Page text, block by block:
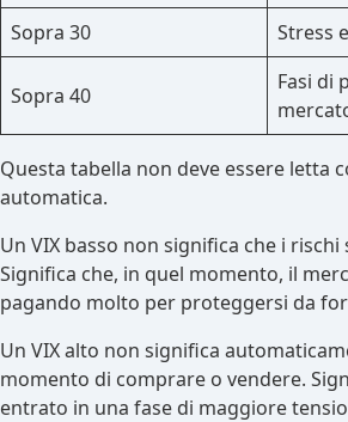
Sopra 30
Stress
Sopra 40
Fasi di
Questa tabella non deve essere letta
automatica.
Un VIX basso non significa che i
Significa che, in quel momento, il
pagando molto per proteggersi da
Un VIX alto non significa
momento di comprare o vendere.
entrato in una fase di maggiore